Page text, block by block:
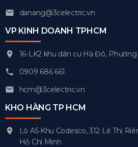
danang@3celectric.vn
VP KINH DOANH TPHCM
16-LK2 khu dân cư Hà Đô,
0909 686 661
hcm@3celectric.vn
KHO HÀNG TP HCM
Lô A5 Khu Codesco, 312 Lê Thị
Hồ Chí Minh